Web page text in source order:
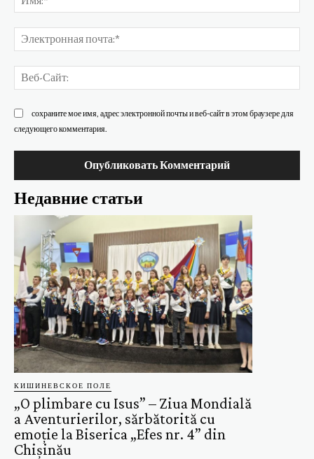
сохраните мое имя, адрес электронной почты и веб-сайт в этом браузере для
следующего комментария.
Недавние статьи
КИШИНЕВСКОЕ ПОЛЕ
„O plimbare cu Isus” – Ziua Mondială
a Aventurierilor, sărbătorită cu
emoție la Biserica „Efes nr. 4” din
Chișinău